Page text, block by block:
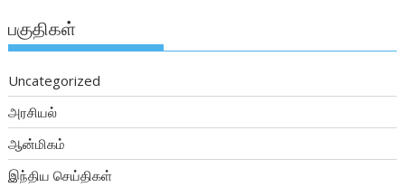
பகுதிகள்
Uncategorized
அரசியல்
ஆன்மிகம்
இந்திய செய்திகள்